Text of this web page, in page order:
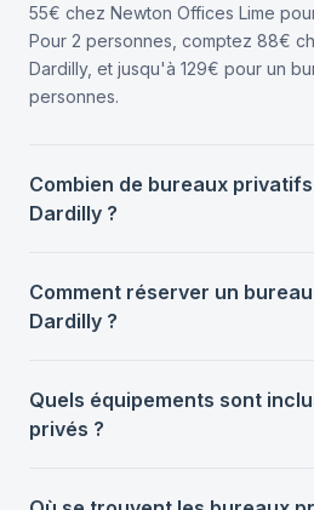
55€ chez Newton Offices Lime
Pour 2 personnes, comptez 88€
Dardilly, et jusqu'à 129€ pour un
personnes.
Combien de bureaux
Dardilly ?
Comment réserver un
Dardilly ?
Quels équipements sont
privés ?